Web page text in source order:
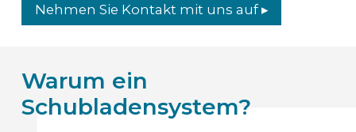
Nehmen Sie Kontakt mit uns auf ▸
Warum ein
Schubladensystem?